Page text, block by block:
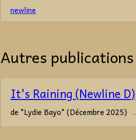
newline
Autres
It's Raining (Newline D)
de "Lydie Bayo" (Décembre 2025)